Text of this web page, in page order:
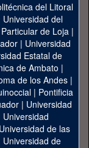
del Litoral
Universidad del
de Loja|
| Universidad
Estatal de
de Ambato |
de los Andes|
| Pontificia
| Universidad
Universidad
Universidad de las
Universidad de